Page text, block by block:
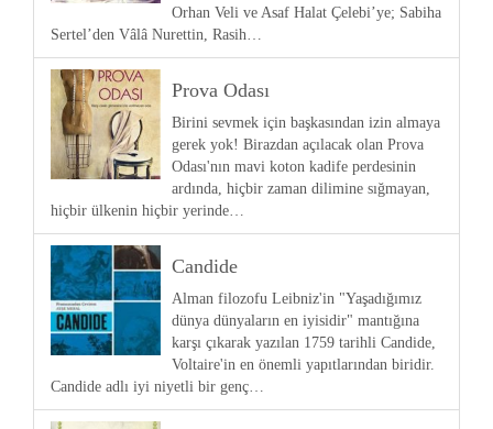
Orhan Veli ve Asaf Halat Çelebi’ye; Sabiha
Sertel’den Vâlâ Nurettin, Rasih…
Prova Odası
Birini sevmek için başkasından izin almaya
gerek yok! Birazdan açılacak olan Prova
Odası'nın mavi koton kadife perdesinin
ardında, hiçbir zaman dilimine sığmayan,
hiçbir ülkenin hiçbir yerinde…
Candide
Alman filozofu Leibniz'in "Yaşadığımız
dünya dünyaların en iyisidir" mantığına
karşı çıkarak yazılan 1759 tarihli Candide,
Voltaire'in en önemli yapıtlarından biridir.
Candide adlı iyi niyetli bir genç…